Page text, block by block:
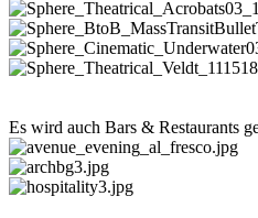
Es wird auch Bars & Restaurants